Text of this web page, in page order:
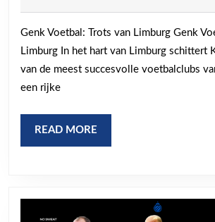
Limburg
en
Inspiratie
Genk Voetbal: Trots van Limburg Genk
Limburg In het hart van Limburg schittert
van de meest succesvolle voetbalclubs
een rijke
READ MORE
MORE